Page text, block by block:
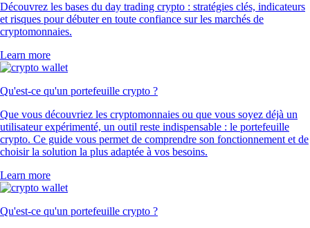
Découvrez les bases du day trading crypto : stratégies clés, indicateurs
et risques pour débuter en toute confiance sur les marchés de
cryptomonnaies.
Learn more
Qu'est-ce qu'un portefeuille crypto ?
Que vous découvriez les cryptomonnaies ou que vous soyez déjà un
utilisateur expérimenté, un outil reste indispensable : le portefeuille
crypto. Ce guide vous permet de comprendre son fonctionnement et de
choisir la solution la plus adaptée à vos besoins.
Learn more
Qu'est-ce qu'un portefeuille crypto ?